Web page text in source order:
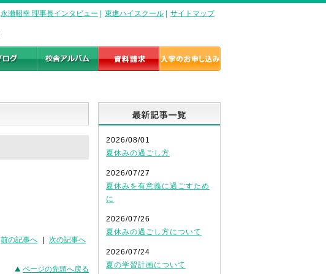
永瀬昭幸 理事長インタビュー 東進ハイスクール サイトマップ
前の記事へ 次の記事へ
ページの先頭へ戻る
2026/08/01
夏休みの過ごし方
2026/07/27
夏休みを有意義に過ごすため
に
2026/07/26
夏休みの過ごし方について
2026/07/24
夏の学習計画について